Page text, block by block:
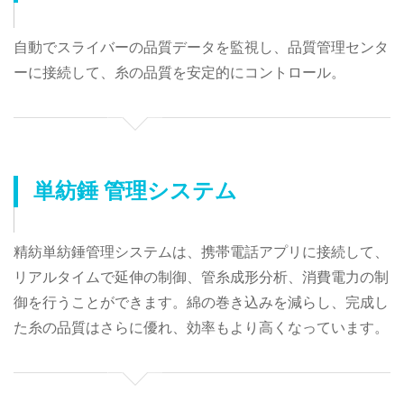
自動でスライバーの品質データを監視し、品質管理センタ
ーに接続して、糸の品質を安定的にコントロール。
単紡錘 管理システム
精紡単紡錘管理システムは、携帯電話アプリに接続して、
リアルタイムで延伸の制御、管糸成形分析、消費電力の制
御を行うことができます。綿の巻き込みを減らし、完成し
た糸の品質はさらに優れ、効率もより高くなっています。